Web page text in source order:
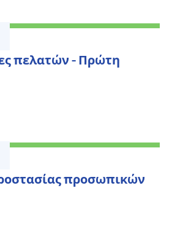
πελατών - Πρώτη
προσωπικών